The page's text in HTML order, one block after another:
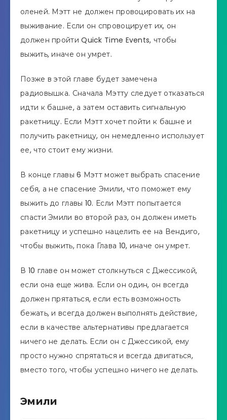
оленей. Мэтт не должен провоцировать их на
выживание. Если он спровоцирует их, он
должен пройти Quick Time Events, чтобы
выжить, иначе он умрет.
Позже в этой главе будет замечена
радиовышка. Сначала Мэтту следует отказаться
идти к башне, а затем оставить сигнальную
ракетницу. Если Мэтт хочет пойти к башне и
получить ракетницу, он немедленно использует
ее, что стоит ему жизни.
В конце главы 6 Мэтт может выбрать спасение
себя, а не спасение Эмили, что поможет ему
выжить до главы 10. Если Мэтт попытается
спасти Эмили во второй раз, он должен иметь
ракетницу и успешно нацелить ее на Вендиго,
чтобы выжить, пока Глава 10, иначе он умрет.
В 10 главе он может столкнуться с Джессикой,
если она еще жива. Если он один, он всегда
должен прятаться, если есть возможность
бежать, и всегда должен выполнять действие,
если в качестве альтернативы предлагается
ничего не делать. Если он с Джессикой, ему
просто нужно спрятаться и всегда двигаться,
вместо того, чтобы успешно ничего не делать.
Эмили